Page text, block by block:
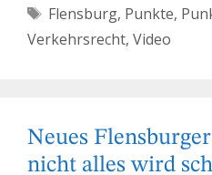
Schlagwörter
Flensburg, Punkte,
Verkehrsrecht, Video
Neues
nicht alles wird